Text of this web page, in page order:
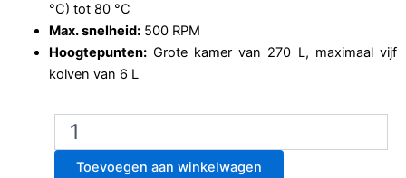
°C) tot 80 °C
Max. snelheid:500 RPM
Hoogtepunten:Grote kamer van 270 L, maximaal vijf
kolven van 6 L
ISF-
7100R
Vloermodel
Toevoegen aan winkelwagen